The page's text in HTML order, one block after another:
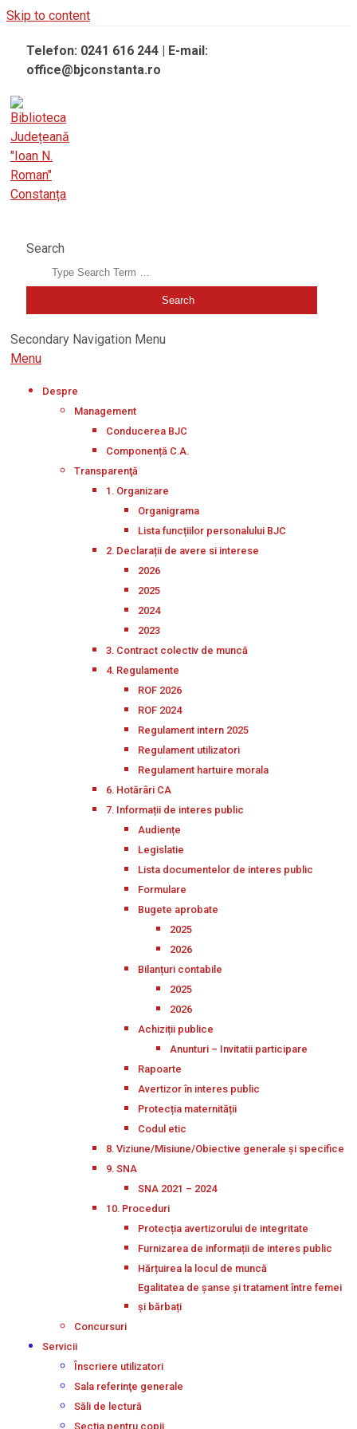
Skip to content
Telefon: 0241 616 244 | E-mail:
office@bjconstanta.ro
Search
Secondary Navigation Menu
Menu
Despre
Management
Conducerea BJC
Componență C.A.
Transparenţă
1. Organizare
Organigrama
Lista funcțiilor personalului BJC
2. Declarații de avere si interese
2026
2025
2024
2023
3. Contract colectiv de muncă
4. Regulamente
ROF 2026
ROF 2024
Regulament intern 2025
Regulament utilizatori
Regulament hartuire morala
6. Hotărâri CA
7. Informații de interes public
Audiențe
Legislatie
Lista documentelor de interes public
Formulare
Bugete aprobate
2025
2026
Bilanțuri contabile
2025
2026
Achiziții publice
Anunturi – Invitatii participare
Rapoarte
Avertizor în interes public
Protecția maternității
Codul etic
8. Viziune/Misiune/Obiective generale și specifice
9. SNA
SNA 2021 – 2024
10. Proceduri
Protecția avertizorului de integritate
Furnizarea de informații de interes public
Hărțuirea la locul de muncă
Egalitatea de șanse și tratament între femei
și bărbați
Concursuri
Servicii
Înscriere utilizatori
Sala referinţe generale
Săli de lectură
Secţia pentru copii